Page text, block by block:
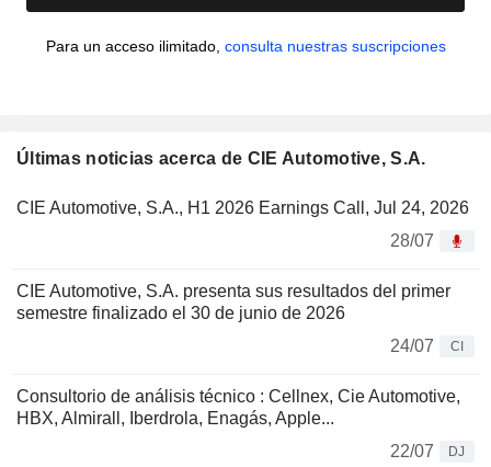
Para un acceso ilimitado, consulta nuestras suscripciones
Últimas noticias acerca de CIE Automotive, S.A.
CIE Automotive, S.A., H1 2026 Earnings Call, Jul 24, 2026
28/07
CIE Automotive, S.A. presenta sus resultados del primer
semestre finalizado el 30 de junio de 2026
24/07
CI
Consultorio de análisis técnico : Cellnex, Cie Automotive,
HBX, Almirall, Iberdrola, Enagás, Apple...
22/07
DJ